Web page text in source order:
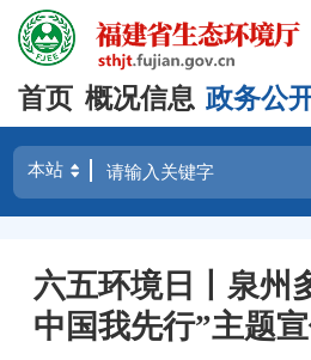
首页 概况信息 政务公
六五环境日丨泉州
中国我先行”主题宣